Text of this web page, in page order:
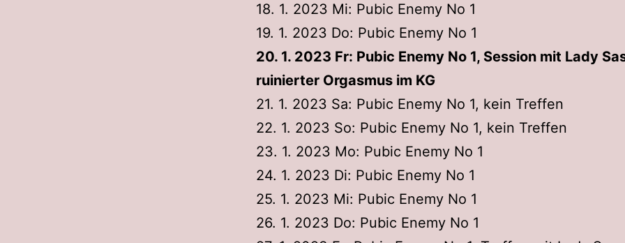
18. 1. 2023 Mi: Pubic Enemy No 1
19. 1. 2023 Do: Pubic Enemy No 1
20. 1. 2023 Fr: Pubic Enemy No 1, Session mit Lady
ruinierter Orgasmus im KG
21. 1. 2023 Sa: Pubic Enemy No 1, kein Treffen
22. 1. 2023 So: Pubic Enemy No 1, kein Treffen
23. 1. 2023 Mo: Pubic Enemy No 1
24. 1. 2023 Di: Pubic Enemy No 1
25. 1. 2023 Mi: Pubic Enemy No 1
26. 1. 2023 Do: Pubic Enemy No 1